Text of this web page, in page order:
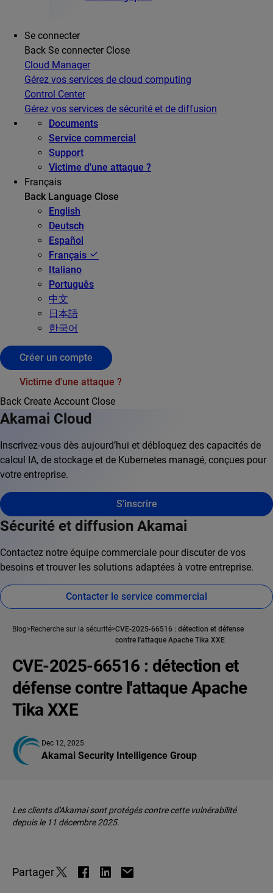
Se connecter
Back Se connecter Close
Cloud Manager
Gérez vos services de cloud computing
Control Center
Gérez vos services de sécurité et de diffusion
Documents
Service commercial
Support
Victime d'une attaque ?
Français
Back Language Close
English
Deutsch
Español
Français
Italiano
Português
中文
日本語
한국어
Créer un compte
Victime d'une attaque ?
Back Create Account Close
Akamai Cloud
Inscrivez-vous dès aujourd’hui et débloquez des capacités de
calcul IA, de stockage et de Kubernetes managé, conçues pour
votre entreprise.
S'inscrire
Sécurité et diffusion Akamai
Contactez notre équipe commerciale pour discuter de vos
besoins et trouver les solutions adaptées à votre entreprise.
Contacter le service commercial
Blog Recherche sur la sécurité CVE-2025-66516 : détection et défense
contre l'attaque Apache Tika XXE
CVE-2025-66516 : détection et
défense contre l'attaque Apache
Tika XXE
Dec 12, 2025
Akamai Security Intelligence Group
Les clients d'Akamai sont protégés contre cette vulnérabilité
depuis le 11 décembre 2025.
Partager